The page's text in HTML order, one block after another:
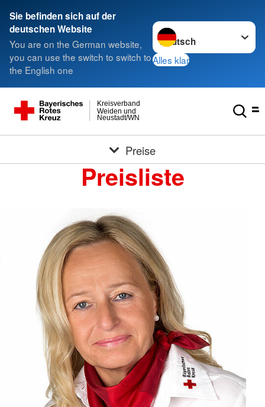
Sie befinden sich auf der
deutschen Website
You are on the German website,
you can use the switch to switch to
the English one
Sprache wechseln zu
Alles klar
Neustadt/WN
Weiden und
Kreisverband
Preise
Preisliste